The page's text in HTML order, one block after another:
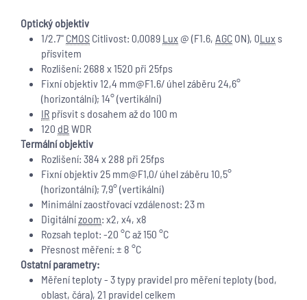
Optický objektiv
1/2.7" CMOS Citlivost: 0,0089 Lux @ (F1.6, AGC ON), 0Lux s
přísvitem
Rozlišení: 2688 x 1520 při 25fps
Fixní objektiv 12,4 mm@F1.6/ úhel záběru 24,6°
(horizontální); 14° (vertikální)
IR přísvit s dosahem až do 100 m
120 dB WDR
Termální objektiv
Rozlišení: 384 x 288 při 25fps
Fixní objektiv 25 mm@F1,0/ úhel záběru 10,5°
(horizontální); 7,9° (vertikální)
Minimální zaostřovací vzdálenost: 23 m
Digitálnízoom: x2, x4, x8
Rozsah teplot: -20 °C až 150 °C
Přesnost měření: ± 8 °C
Ostatní parametry:
Měření teploty - 3 typy pravidel pro měření teploty (bod,
oblast, čára), 21 pravidel celkem